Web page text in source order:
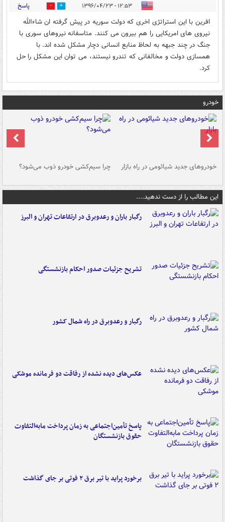
۱۲:۵۳ - ۱۳۹۶/۰۴/۲۳ 4 پاسخ
افرین با این استراتژی اخری که دولت سوریه در پیش گرفته ان شاءالله
نیروی های امریکایی را هم بیرون می کنند. متاسفانه نیروهای سوری با
جنگ در چند جبهه به لحاظ منابع انسانی دچار مشکل شده اند. با
همسازی دولت و مخالفانی که تندرو نیستند، می توان این مشکل را حل
کرد.
خودرو
خودروهای جدید شیائومی در راه بازار چرا سیم‌کشی خودرو ذوب می‌شود؟
این مطالب را از دست ندهید....
رگبار باران و رعدوبرق در ارتفاعات تهران و البرز
تشریح جزئیات صدور احکام بازنشستگی
رگبار و رعدوبرق در راه شمال کشور
عکس‌های دیده نشده از رفاقت دو فرمانده‌ موشکی
پاسخ تأمین‌اجتماعی به زمان پرداخت مابه‌التفاوت
حقوق بازنشستگان
برخورد پراید با تیر برق ۲ فوتی بر جای گذاشت